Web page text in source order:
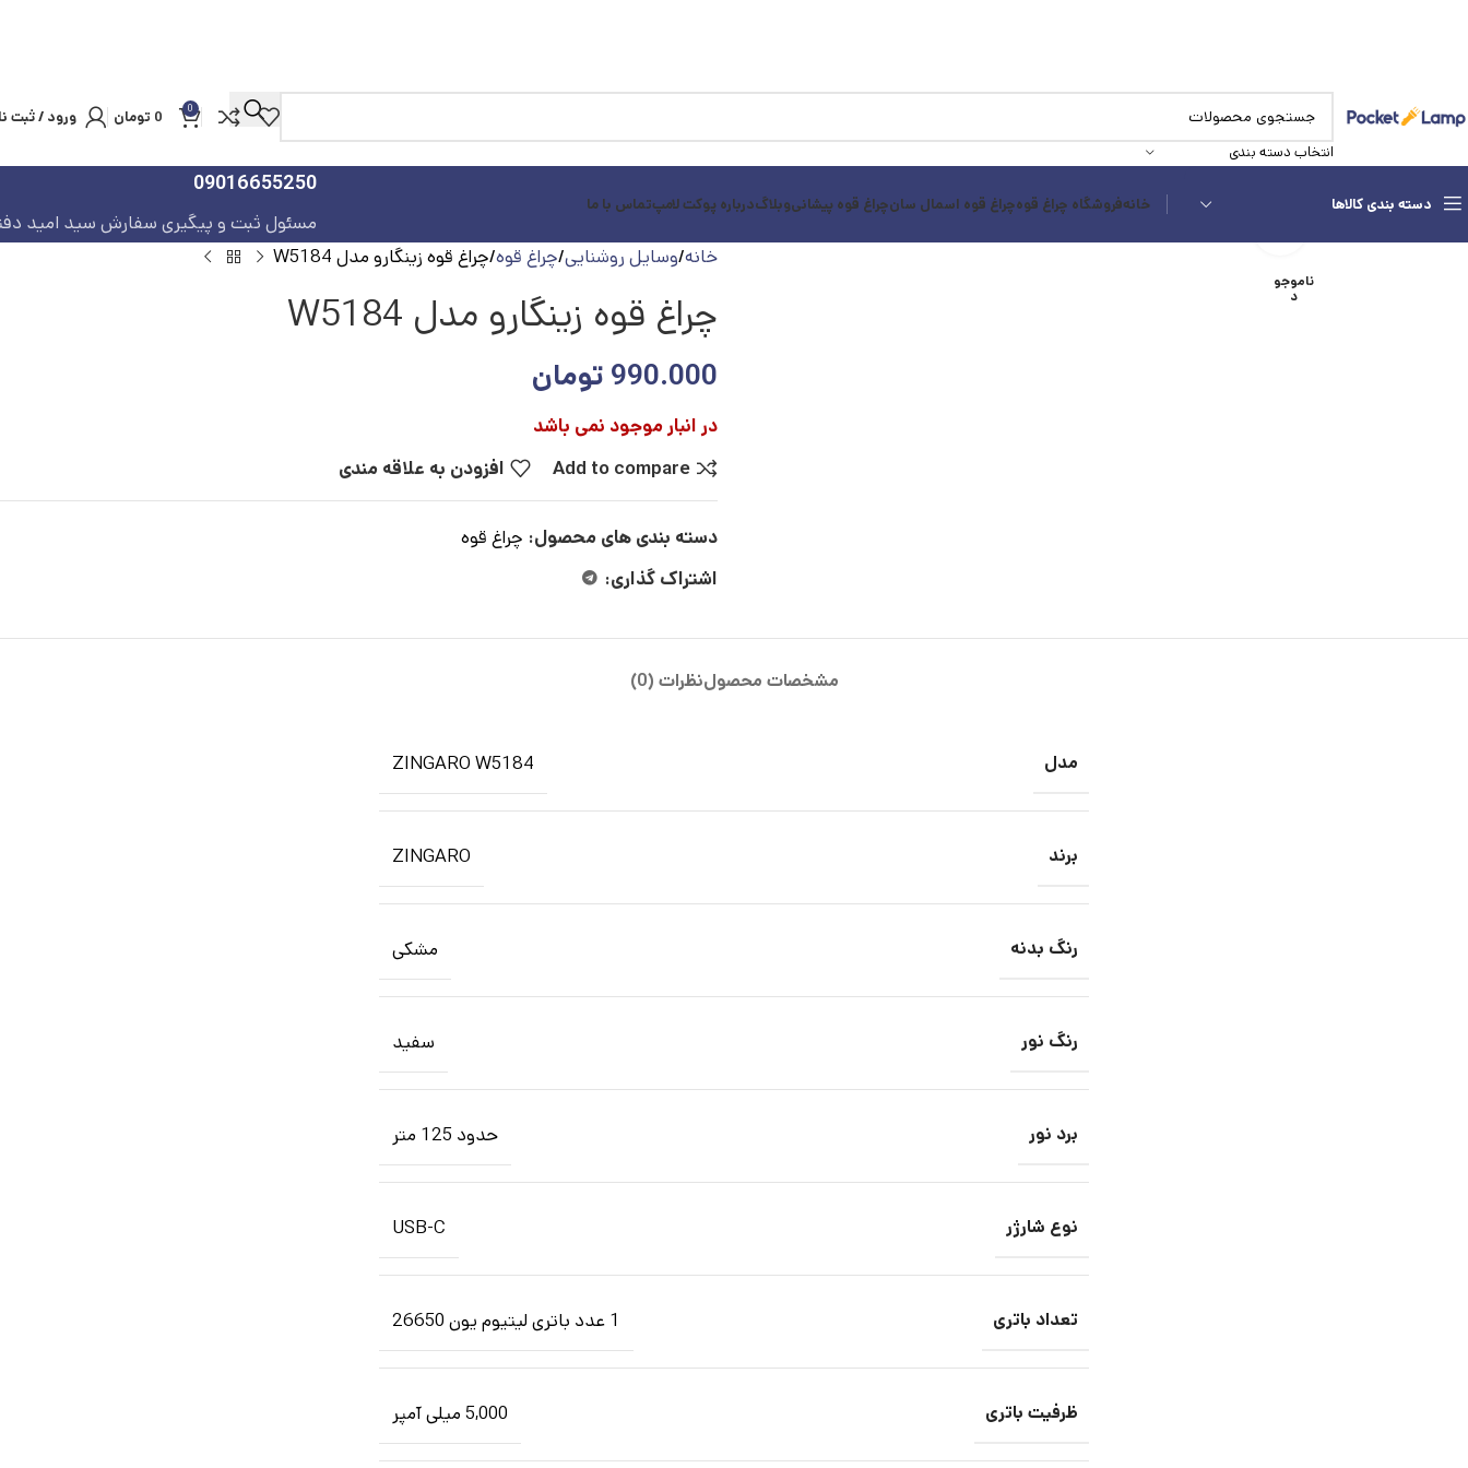
انتخاب دسته بندی
0
0 تومان ورود / ثبت
دسته بندی کالاها خانهفروشگاه چراغ قوهچراغ قوه اسمال سانچراغ قوه پیشانیوبلاگدرباره پوکت لامپتماس با ما
09016655250
مسئول ثبت و پیگیری سفارش سید امید
ناموجو
د
خانه وسایل روشنایی چراغ قوه چراغ قوه زینگارو مدل W5184
چراغ قوه زینگارو مدل W5184
990.000 تومان
در انبار موجود نمی باشد
Add to compare
افزودن به علاقه مندی
دسته بندی های محصول: چراغ قوه
اشتراک گذاری:
مشخصات محصولنظرات (0)
مدل ZINGARO W5184
برند ZINGARO
رنگ بدنه مشکی
رنگ نور سفید
برد نور حدود 125 متر
نوع شارژر USB-C
تعداد باتری 1 عدد باتری لیتیوم یون 26650
ظرفیت باتری 5,000 میلی آمپر